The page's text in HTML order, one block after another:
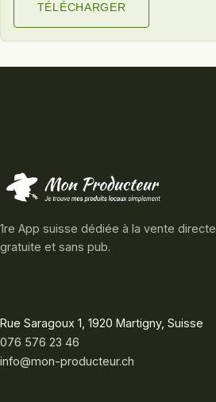
TÉLÉCHARGER
1re App suisse dédiée à la vente directe,
gratuite et sans pub.
Rue Saragoux 1, 1920 Martigny, Suisse
076 576 23 46
info@mon-producteur.ch